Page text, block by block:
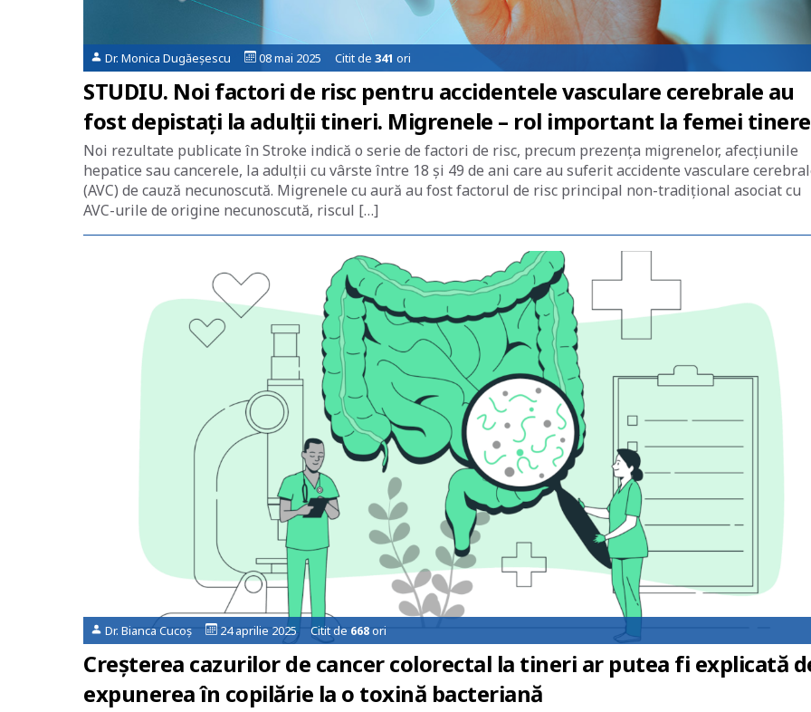
Dr. Monica Dugăeșescu 08 mai 2025 Citit de 341 ori
STUDIU. Noi factori de risc pentru accidentele vasculare cerebrale au
fost depistaţi la adulţii tineri. Migrenele – rol important la femei tinere
Noi rezultate publicate în Stroke indică o serie de factori de risc, precum prezența migrenelor, afecțiunile
hepatice sau cancerele, la adulții cu vârste între 18 și 49 de ani care au suferit accidente vasculare
(AVC) de cauză necunoscută. Migrenele cu aură au fost factorul de risc principal non-tradițional asociat cu
AVC-urile de origine necunoscută, riscul […]
Dr. Bianca Cucoș 24 aprilie 2025 Citit de 668ori
Creșterea cazurilor de cancer colorectal la tineri ar putea fi explicată
expunerea în copilărie la o toxină bacteriană